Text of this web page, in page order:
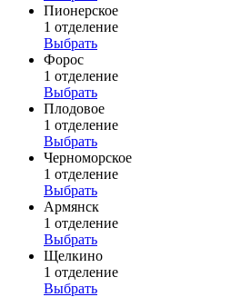
Пионерское
1 отделение
Выбрать
Форос
1 отделение
Выбрать
Плодовое
1 отделение
Выбрать
Черноморское
1 отделение
Выбрать
Армянск
1 отделение
Выбрать
Щелкино
1 отделение
Выбрать